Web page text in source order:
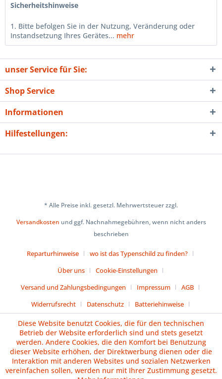
Sicherheitshinweise
1. Bitte befolgen Sie in der Nutzung, Veränderung oder
Instandsetzung Ihres Gerätes... mehr
unser Service für Sie:
Shop Service
Informationen
Hilfestellungen:
* Alle Preise inkl. gesetzl. Mehrwertsteuer zzgl.
Versandkosten und ggf. Nachnahmegebühren, wenn nicht anders
beschrieben
Reparturhinweise
wo ist das Typenschild zu finden?
Über uns
Cookie-Einstellungen
Versand und Zahlungsbedingungen
Impressum
AGB
Widerrufsrecht
Datenschutz Batteriehinweise
Vertrag widerrufen
Diese Website benutzt Cookies, die für den technischen
Betrieb der Website erforderlich sind und stets gesetzt
werden. Andere Cookies, die den Komfort bei Benutzung
dieser Website erhöhen, der Direktwerbung dienen oder die
Interaktion mit anderen Websites und sozialen Netzwerken
vereinfachen sollen, werden nur mit Ihrer Zustimmung gesetzt.